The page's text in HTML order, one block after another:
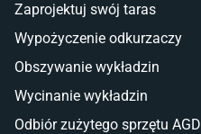
Płytki Cersanit
Płytki wielkoformatowe
Glazura
Płytki marmurowe
Zaprojektuj swój taras
Wypożyczenie odkurzaczy
Obszywanie wykładzin
Wycinanie wykładzin
Odbiór zużytego sprzętu AGD